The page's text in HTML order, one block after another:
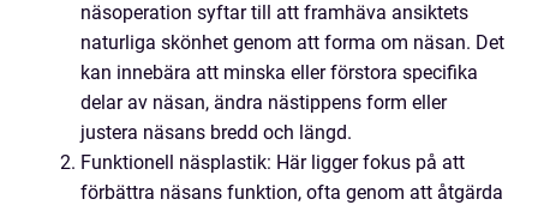
näsoperation syftar till att framhäva ansiktets
naturliga skönhet genom att forma om näsan. Det
kan innebära att minska eller förstora specifika
delar av näsan, ändra nästippens form eller
justera näsans bredd och längd.
Funktionell näsplastik: Här ligger fokus på att
förbättra näsans funktion, ofta genom att åtgärda